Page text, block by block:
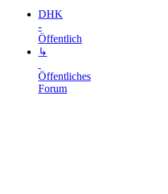
DHK
-
Öffentlich
↳
Öffentliches
Forum